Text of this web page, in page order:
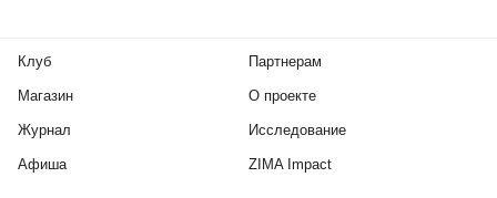
Клуб
Магазин
Журнал
Афиша
Партнерам
О проекте
Исследование
ZIMA Impact